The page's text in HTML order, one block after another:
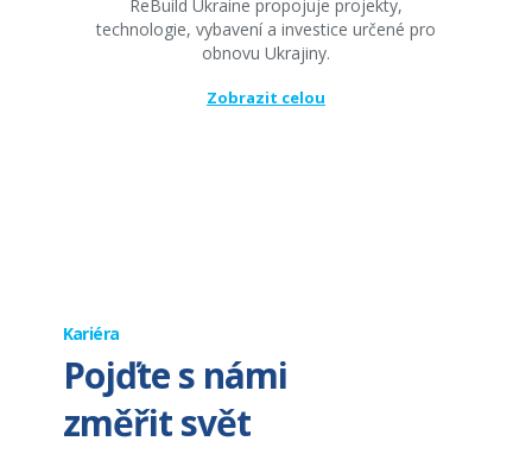
ReBuild Ukraine propojuje projekty,
technologie, vybavení a investice určené pro
obnovu Ukrajiny.
Zobrazit celou
Kariéra
Pojďte s námi
změřit svět